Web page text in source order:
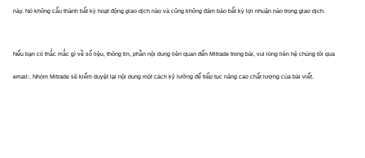
này. Nó không cấu thành bất kỳ hoạt động giao dịch nào và cũng không đảm bảo bất kỳ lợi nhuận nào trong giao dịch.
Nếu bạn có thắc mắc gì về số liệu, thông tin, phần nội dung liên quan đến Mitrade trong bài, vui lòng liên hệ chúng tôi qua
email:. Nhóm Mitrade sẽ kiểm duyệt lại nội dung một cách kỹ lưỡng để tiếp tục nâng cao chất lượng của bài viết.